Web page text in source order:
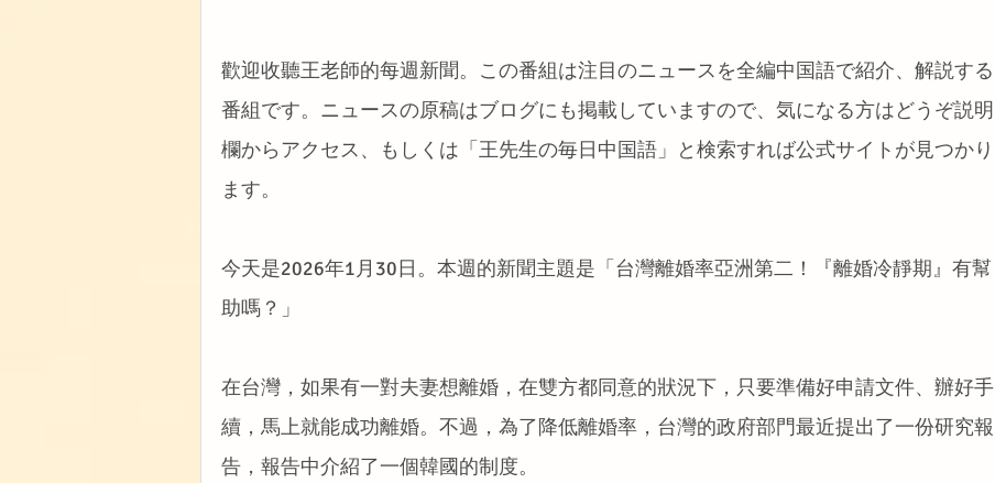
歡迎收聽王老師的每週新聞。この番組は注目のニュースを全編中国語で紹介、解説する
番組です。ニュースの原稿はブログにも掲載していますので、気になる方はどうぞ説明
欄からアクセス、もしくは「王先生の毎日中国語」と検索すれば公式サイトが見つかり
ます。
今天是2026年1月30日。本週的新聞主題是「台灣離婚率亞洲第二！『離婚冷靜期』有幫
助嗎？」
在台灣，如果有一對夫妻想離婚，在雙方都同意的狀況下，只要準備好申請文件、辦好手
續，馬上就能成功離婚。不過，為了降低離婚率，台灣的政府部門最近提出了一份研究報
告，報告中介紹了一個韓國的制度。